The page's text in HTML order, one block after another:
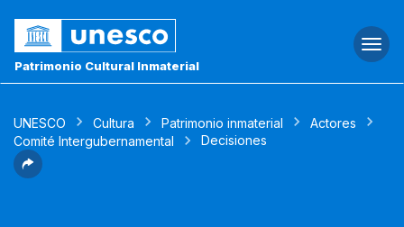
Patrimonio Cultural Inmaterial
UNESCO Cultura Patrimonio inmaterial
Actores
Comité Intergubernamental
Decisiones